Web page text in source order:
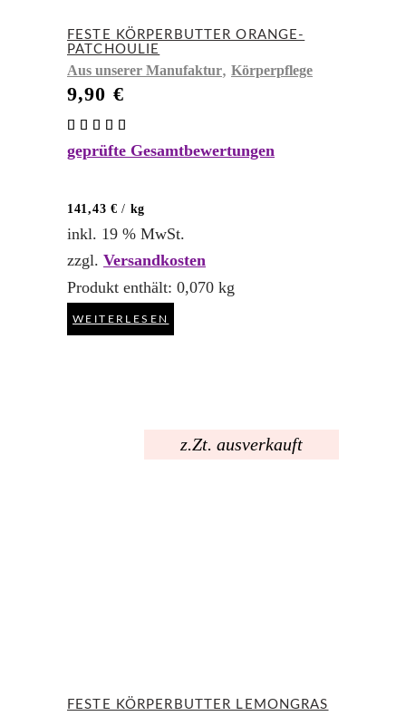
FESTE KÖRPERBUTTER ORANGE-
PATCHOULIE
Aus unserer Manufaktur, Körperpflege
9,90 €
5.00
geprüfte Gesamtbewertungen
141,43 € / kg
inkl. 19 % MwSt.
zzgl. Versandkosten
Produkt enthält: 0,070 kg
WEITERLESEN
z.Zt. ausverkauft
FESTE KÖRPERBUTTER LEMONGRAS